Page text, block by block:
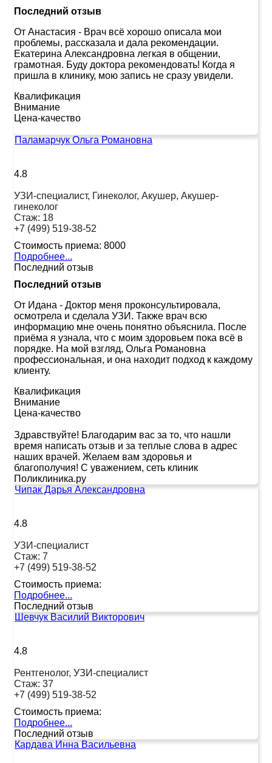
Последний отзыв
От Анастасия - Врач всё хорошо описала мои
проблемы, рассказала и дала рекомендации.
Екатерина Александровна легкая в общении,
грамотная. Буду доктора рекомендовать! Когда я
пришла в клинику, мою запись не сразу увидели.
Квалификация
Внимание
Цена-качество
Паламарчук Ольга Романовна
4.8
УЗИ-специалист, Гинеколог, Акушер, Акушер-
гинеколог
Стаж: 18
+7 (499) 519-38-52
Стоимость приема: 8000
Подробнее...
Последний отзыв
Последний отзыв
От Идана - Доктор меня проконсультировала,
осмотрела и сделала УЗИ. Также врач всю
информацию мне очень понятно объяснила. После
приёма я узнала, что с моим здоровьем пока всё в
порядке. На мой взгляд, Ольга Романовна
профессиональная, и она находит подход к каждому
клиенту.
Квалификация
Внимание
Цена-качество
Здравствуйте! Благодарим вас за то, что нашли
время написать отзыв и за теплые слова в адрес
наших врачей. Желаем вам здоровья и
благополучия! С уважением, сеть клиник
Поликлиника.ру
Чипак Дарья Александровна
4.8
УЗИ-специалист
Стаж: 7
+7 (499) 519-38-52
Стоимость приема:
Подробнее...
Последний отзыв
Шевчук Василий Викторович
4.8
Рентгенолог, УЗИ-специалист
Стаж: 37
+7 (499) 519-38-52
Стоимость приема:
Подробнее...
Последний отзыв
Кардава Инна Васильевна